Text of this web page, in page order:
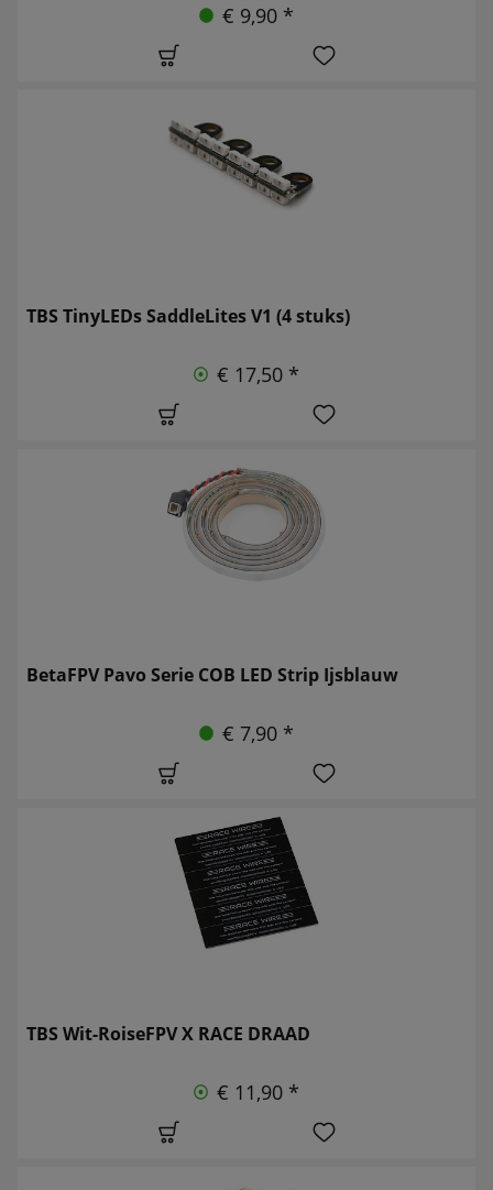
€ 9,90 *
TBS TinyLEDs SaddleLites V1 (4 stuks)
€ 17,50 *
BetaFPV Pavo Serie COB LED Strip Ijsblauw
€ 7,90 *
TBS Wit-RoiseFPV X RACE DRAAD
€ 11,90 *